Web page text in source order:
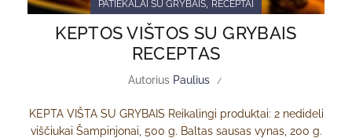
PATIEKALAI SU GRYBAIS RECEPTAI
KEPTOS VIŠTOS SU GRYBAIS
RECEPTAS
Autorius Paulius
KEPTA VIŠTA SU GRYBAIS Reikalingi produktai: 2 nedideli
viščiukai Šampinjonai, 500 g. Baltas sausas vynas, 200 g.